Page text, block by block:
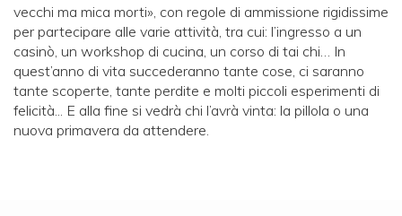
vecchi ma mica morti», con regole di ammissione rigidissime
per partecipare alle varie attività, tra cui: l’ingresso a un
casinò, un workshop di cucina, un corso di tai chi… In
quest’anno di vita succederanno tante cose, ci saranno
tante scoperte, tante perdite e molti piccoli esperimenti di
felicità... E alla fine si vedrà chi l’avrà vinta: la pillola o una
nuova primavera da attendere.